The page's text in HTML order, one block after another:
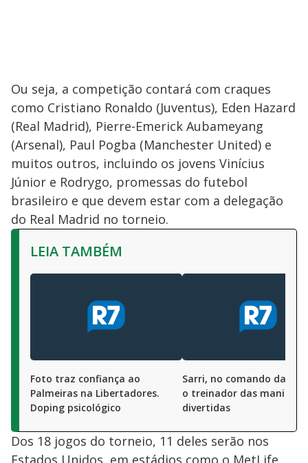
Ou seja, a competição contará com craques
como Cristiano Ronaldo (Juventus), Eden Hazard
(Real Madrid), Pierre-Emerick Aubameyang
(Arsenal), Paul Pogba (Manchester United) e
muitos outros, incluindo os jovens Vinícius
Júnior e Rodrygo, promessas do futebol
brasileiro e que devem estar com a delegação
do Real Madrid no torneio.
LEIA TAMBÉM
Foto traz confiança ao
Palmeiras na Libertadores.
Doping psicológico
Sarri, no comando da
o treinador das manias
divertidas
Dos 18 jogos do torneio, 11 deles serão nos
Estados Unidos, em estádios como o MetLife